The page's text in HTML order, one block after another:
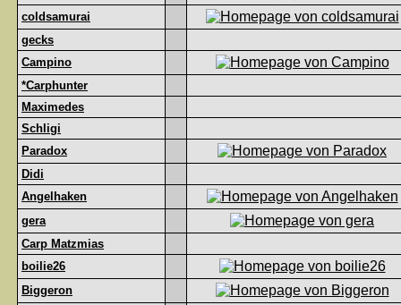
coldsamurai
gecks
Campino
*Carphunter
Maximedes
Schligi
Paradox
Didi
Angelhaken
gera
Carp Matzmias
boilie26
Biggeron